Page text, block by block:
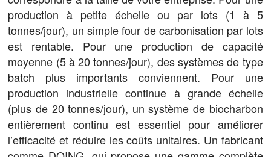
production à petite échelle ou par lots (1 à 5
tonnes/jour), un simple four de carbonisation par lots
est rentable. Pour une production de capacité
moyenne (5 à 20 tonnes/jour), des systèmes de type
batch plus importants conviennent. Pour une
production industrielle continue à grande échelle
(plus de 20 tonnes/jour), un système de biocharbon
entièrement continu est essentiel pour améliorer
l’efficacité et réduire les coûts unitaires. Un fabricant